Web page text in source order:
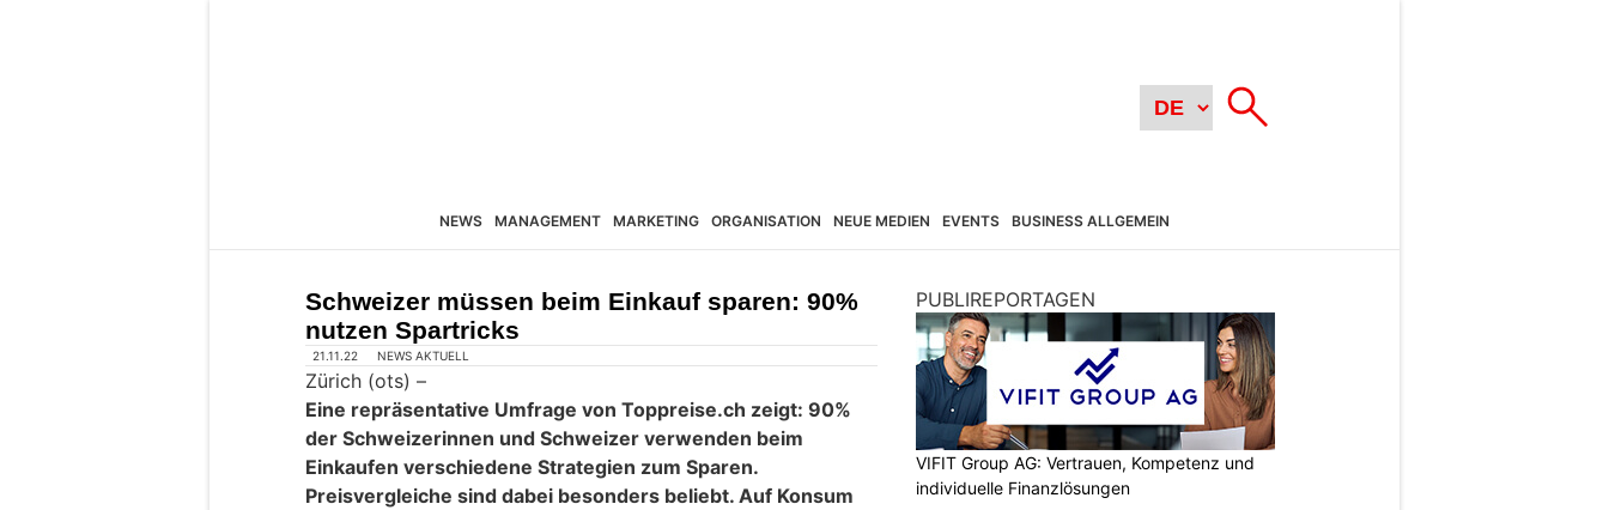
NEWS MANAGEMENT MARKETING ORGANISATION NEUE MEDIEN EVENTS BUSINESS ALLGEMEIN
Schweizer müssen beim Einkauf sparen: 90%
nutzen Spartricks
21.11.22 NEWS AKTUELL
Zürich (ots) –
Eine repräsentative Umfrage von Toppreise.ch zeigt: 90%
der Schweizerinnen und Schweizer verwenden beim
Einkaufen verschiedene Strategien zum Sparen.
Preisvergleiche sind dabei besonders beliebt. Auf Konsum
PUBLIREPORTAGEN
VIFIT Group AG: Vertrauen, Kompetenz und
individuelle Finanzlösungen